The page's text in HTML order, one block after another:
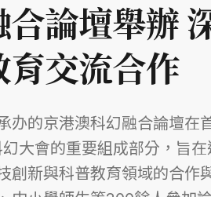
論壇舉辦
交流合作
办的京港澳科幻融合論壇在
大會的重要組成部分，旨
創新與科普教育領域的合作